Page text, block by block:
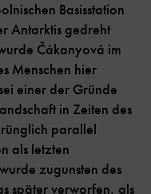
Basisstation
Antarktis gedreht
Čákanyová im
Menschen hier
einer der Gründe
in Zeiten des
parallel
als letzten
zugunsten des
später verworfen, als